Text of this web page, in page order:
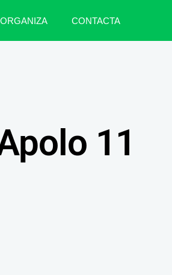
ORGANIZA CONTACTA
11